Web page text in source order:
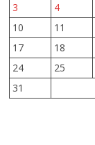
3
4
10
11
17
18
24
25
31